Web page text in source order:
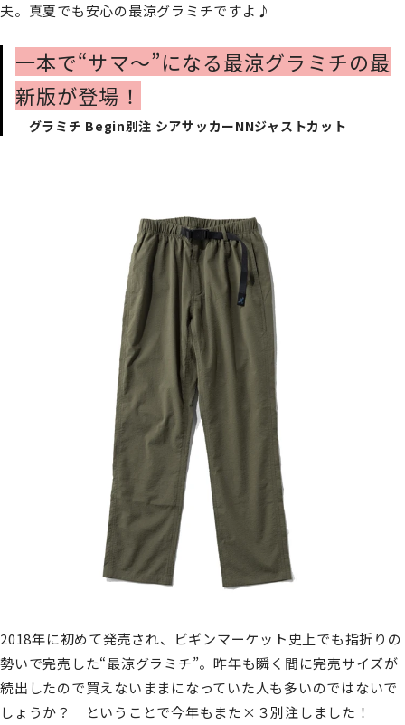
夫。真夏でも安心の最涼グラミチですよ♪
一本で“サマ～”になる最涼グラミチの最
新版が登場！
グラミチ Begin別注 シアサッカーNNジャストカット
2018年に初めて発売され、ビギンマーケット史上でも指折りの
勢いで完売した“最涼グラミチ”。昨年も瞬く間に完売サイズが
続出したので買えないままになっていた人も多いのではないで
しょうか？ ということで今年もまた×３別注しました！